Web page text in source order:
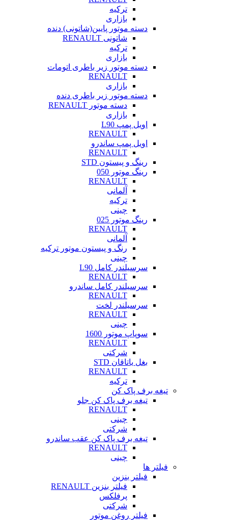
ترکیه
بازاری
دسته موتور پایین(شاتونی) دنده
شاتونی RENAULT
ترکیه
بازاری
دسته موتور زیر باطری اتومات
RENAULT
بازاری
دسته موتور زیر باطری دنده
دسته موتور RENAULT
بازاری
اویل پمپ L90
RENAULT
اویل پمپ ساندرو
RENAULT
رینگ و پیستون STD
رینگ موتور 050
RENAULT
آلمانی
ترکیه
چینی
رینگ موتور 025
RENAULT
آلمانی
رنگ و پیستون موتور ترکیه
چینی
سرسیلندر کامل L90
RENAULT
سرسیلندر کامل ساندرو
RENAULT
سرسیلندر لخت
RENAULT
چینی
سوپاپ موتور 1600
RENAULT
شرکتی
بغل یاتاقان STD
RENAULT
ترکیه
تیغه برف پاک کن
تیغه برف پاک کن جلو
RENAULT
چینی
شرکتی
تیغه برف پاک کن عقب ساندرو
RENAULT
چینی
فیلتر ها
فیلتر بنزین
فیلتر بنزین RENAULT
پرفلکس
شرکتی
فیلتر روغن موتور